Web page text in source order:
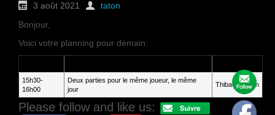
3 août 2021
taton
Bonjour,
Voici votre planning pour demain:
15h30-
16h00
Deux parties pour le même joueur, le même
jour
Thibault Martin
Please follow and like us: